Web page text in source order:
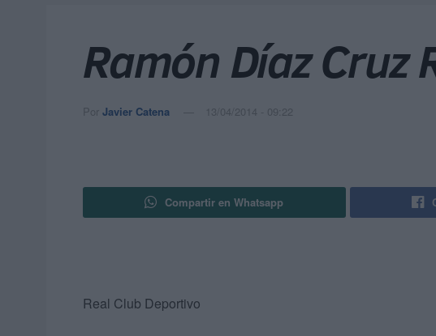
Ramón Díaz Cruz
Por Javier Catena 13/04/2014 - 09:22
Compartir en Whatsapp
Real Club Deportivo